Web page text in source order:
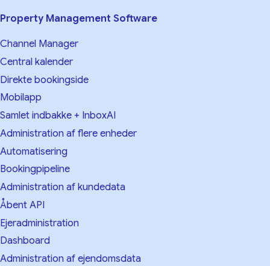
Property Management Software
Channel Manager
Central kalender
Direkte bookingside
Mobilapp
Samlet indbakke + InboxAI
Administration af flere enheder
Automatisering
Bookingpipeline
Administration af kundedata
Åbent API
Ejeradministration
Dashboard
Administration af ejendomsdata